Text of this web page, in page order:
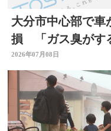
大分市中心部で
損 「ガス臭がす
一時交通規制
2026年07月08日